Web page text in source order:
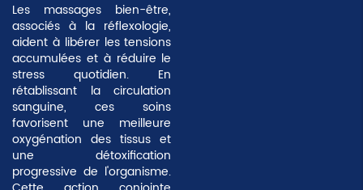
Les massages bien-être,
associés à la réflexologie,
aident à libérer les tensions
accumulées et à réduire le
stress quotidien. En
rétablissant la circulation
sanguine, ces soins
favorisent une meilleure
oxygénation des tissus et
une détoxification
progressive de l'organisme.